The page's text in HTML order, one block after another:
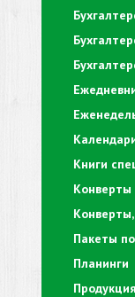
Книги
Конверты
Пакеты
Планинги